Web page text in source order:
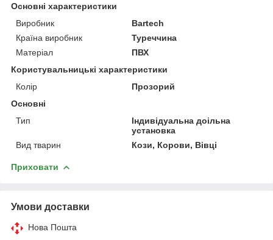
Основні характеристики
Виробник
Bartech
Країна виробник
Туреччина
Матеріал
ПВХ
Користувальницькі характеристики
Колір
Прозорий
Основні
Тип
Індивідуальна доільна
установка
Вид тварин
Кози, Корови, Вівці
Приховати
Умови доставки
Нова Пошта